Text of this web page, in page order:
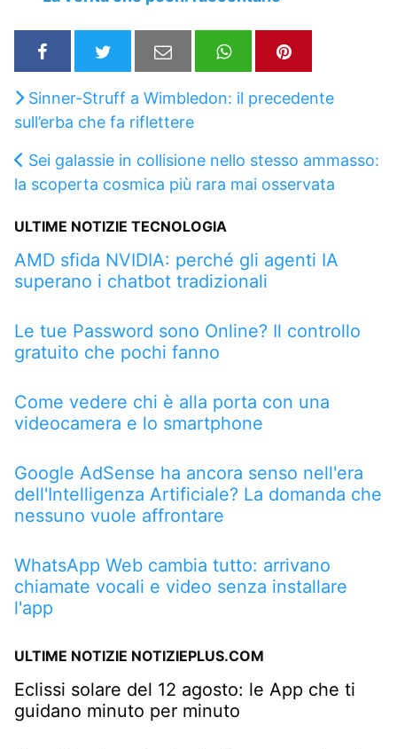
Sinner-Struff a Wimbledon: il precedente
sull’erba che fa riflettere
Sei galassie in collisione nello stesso ammasso:
la scoperta cosmica più rara mai osservata
ULTIME NOTIZIE TECNOLOGIA
AMD sfida NVIDIA: perché gli agenti IA
superano i chatbot tradizionali
Le tue Password sono Online? Il controllo
gratuito che pochi fanno
Come vedere chi è alla porta con una
videocamera e lo smartphone
Google AdSense ha ancora senso nell'era
dell'Intelligenza Artificiale? La domanda che
nessuno vuole affrontare
WhatsApp Web cambia tutto: arrivano
chiamate vocali e video senza installare
l'app
ULTIME NOTIZIE NOTIZIEPLUS.COM
Eclissi solare del 12 agosto: le App che ti
guidano minuto per minuto